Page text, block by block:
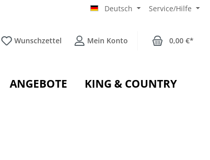
Deutsch Service/Hilfe
Wunschzettel Mein Konto 0,00 €*
ANGEBOTE KING & COUNTRY